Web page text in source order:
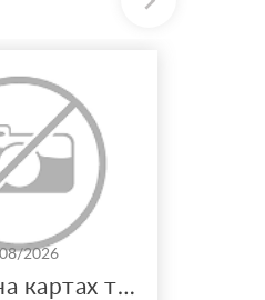
2026
Гадание на картах таро